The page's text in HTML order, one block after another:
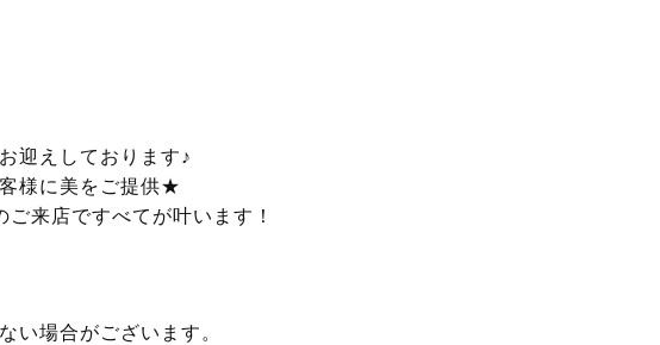
迎えしております♪
様に美をご提供★
来店ですべてが叶います！
い場合がございます。